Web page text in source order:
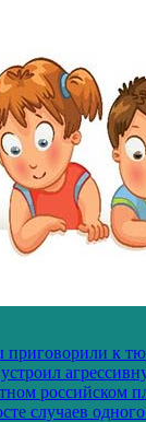
приговорили к
российском
случаев